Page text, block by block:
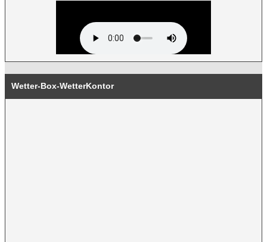
Wetter-Box-WetterKontor